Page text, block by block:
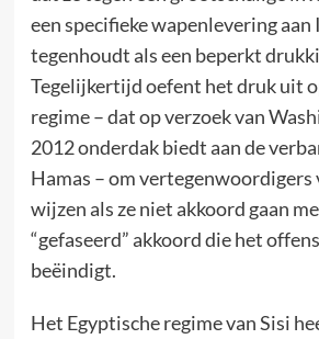
een specifieke wapenlevering aan
tegenhoudt als een beperkt
Tegelijkertijd oefent het druk uit
regime – dat op verzoek van
2012 onderdak biedt aan de
Hamas – om vertegenwoordigers
wijzen als ze niet akkoord gaan
“gefaseerd” akkoord die het
beëindigt.
Het Egyptische regime van Sisi